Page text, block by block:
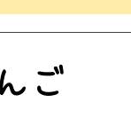
ご